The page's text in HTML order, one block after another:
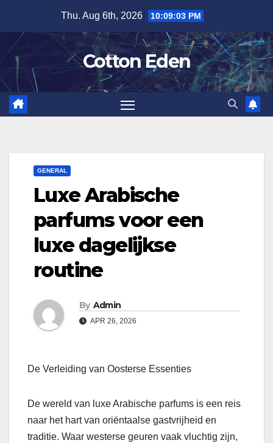
content
Thu. Aug 6th, 2026 10:09:03 PM
Cotton Eden
GENERAL
Luxe Arabische
parfums voor een
luxe dagelijkse
routine
By Admin
APR 26, 2026
De Verleiding van Oosterse Essenties
De wereld van luxe Arabische parfums is een reis
naar het hart van oriëntaalse gastvrijheid en
traditie. Waar westerse geuren vaak vluchtig zijn,